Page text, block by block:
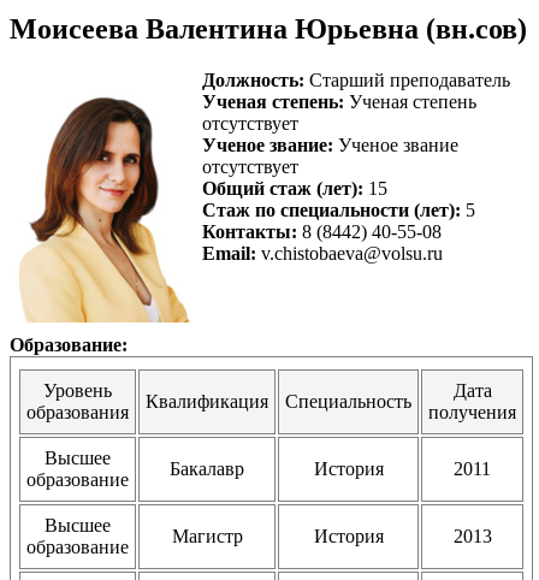
Моисеева Валентина Юрьевна (вн.сов)
Должность: Старший преподаватель
Ученая степень: Ученая степень
отсутствует
Ученое звание: Ученое звание
отсутствует
Общий стаж (лет): 15
Стаж по специальности (лет): 5
Контакты: 8 (8442) 40-55-08
Email: v.chistobaeva@volsu.ru
Образование:
Уровень
образования
Квалификация Специальность
Дата
получения
Высшее
образование
Бакалавр История 2011
Высшее
образование
Магистр История 2013